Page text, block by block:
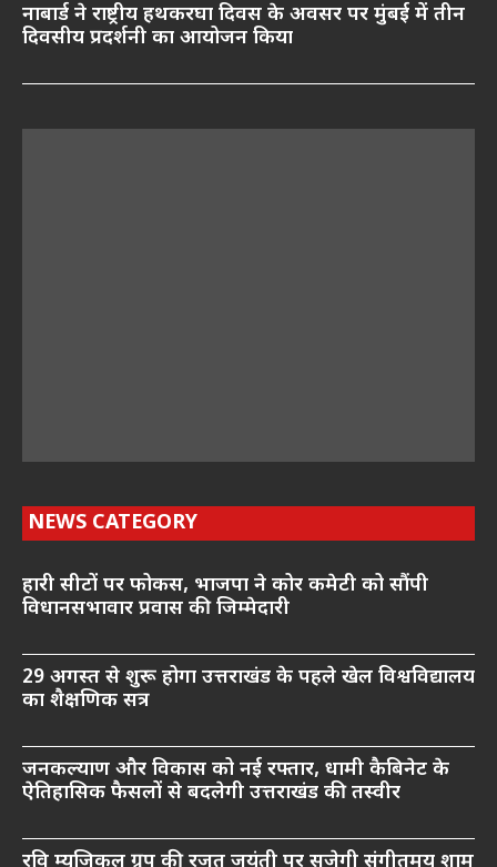
नाबार्ड ने राष्ट्रीय हथकरघा दिवस के अवसर पर मुंबई में तीन
दिवसीय प्रदर्शनी का आयोजन किया
NEWS CATEGORY
हारी सीटों पर फोकस, भाजपा ने कोर कमेटी को सौंपी
विधानसभावार प्रवास की जिम्मेदारी
29 अगस्त से शुरू होगा उत्तराखंड के पहले खेल विश्वविद्यालय
का शैक्षणिक सत्र
जनकल्याण और विकास को नई रफ्तार, धामी कैबिनेट के
ऐतिहासिक फैसलों से बदलेगी उत्तराखंड की तस्वीर
रवि म्यूजिकल ग्रुप की रजत जयंती पर सजेगी संगीतमय शाम